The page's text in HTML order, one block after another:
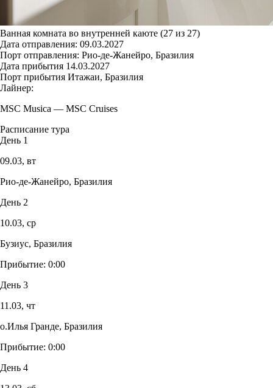
Ванная комната во внутренней каюте (27 из 27)
Дата отправления: 09.03.2027
Порт отправления: Рио-де-Жанейро, Бразилия
Дата прибытия 14.03.2027
Порт прибытия Итажаи, Бразилия
Лайнер:
MSC Musica — MSC Cruises
Расписание тура
День 1
09.03, вт
Рио-де-Жанейро, Бразилия
День 2
10.03, ср
Бузиус, Бразилия
Прибытие: 0:00
День 3
11.03, чт
о.Илья Гранде, Бразилия
Прибытие: 0:00
День 4